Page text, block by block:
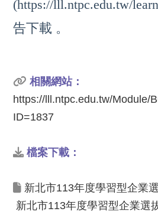
(https://lll.ntpc.edu.tw/
告下載 。
相關網站：
https://lll.ntpc.edu.tw/Module/
ID=1837
檔案下載：
新北市113年度學習型企業
新北市113年度學習型企業選